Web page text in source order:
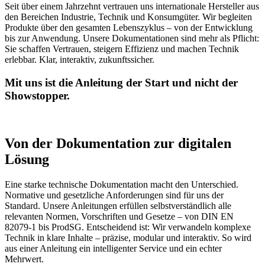
Seit über einem Jahrzehnt vertrauen uns internationale Hersteller aus
den Bereichen Industrie, Technik und Konsumgüter. Wir begleiten
Produkte über den gesamten Lebenszyklus – von der Entwicklung
bis zur Anwendung. Unsere Dokumentationen sind mehr als Pflicht:
Sie schaffen Vertrauen, steigern Effizienz und machen Technik
erlebbar. Klar, interaktiv, zukunftssicher.
Mit uns ist die Anleitung der Start und nicht der
Showstopper.
Von der Dokumentation zur digitalen
Lösung
Eine starke technische Dokumentation macht den Unterschied.
Normative und gesetzliche Anforderungen sind für uns der
Standard. Unsere Anleitungen erfüllen selbstverständlich alle
relevanten Normen, Vorschriften und Gesetze – von DIN EN
82079-1 bis ProdSG. Entscheidend ist: Wir verwandeln komplexe
Technik in klare Inhalte – präzise, modular und interaktiv. So wird
aus einer Anleitung ein intelligenter Service und ein echter
Mehrwert.